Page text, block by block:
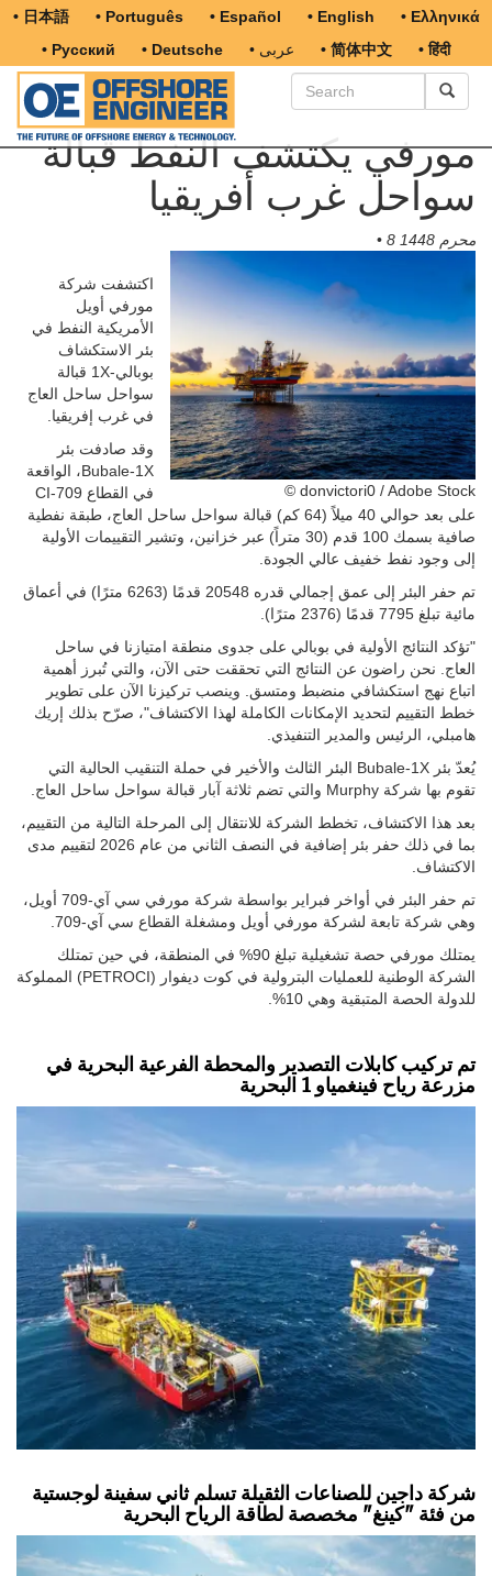
• 日本語 • Português • Español • English
• Ελληνικά
• Русский
• Deutsche • عربى • 简体中文 • हिंदी
مورفي يكتشف النفط قبالة
سواحل غرب أفريقيا
• 8 محرم 1448
© donvictori0 / Adobe Stock
اكتشفت شركة
مورفي أويل
الأمريكية النفط في
بئر الاستكشاف
بوبالي-1X قبالة
سواحل ساحل العاج
في غرب إفريقيا.
وقد صادفت بئر
Bubale-1X، الواقعة
في القطاع CI-709
على بعد حوالي 40 ميلاً (64 كم) قبالة سواحل ساحل العاج، طبقة نفطية
صافية بسمك 100 قدم (30 متراً) عبر خزانين، وتشير التقييمات الأولية
إلى وجود نفط خفيف عالي الجودة.
تم حفر البئر إلى عمق إجمالي قدره 20548 قدمًا (6263 مترًا) في أعماق
مائية تبلغ 7795 قدمًا (2376 مترًا).
"تؤكد النتائج الأولية في بوبالي على جدوى منطقة امتيازنا في ساحل
العاج. نحن راضون عن النتائج التي تحققت حتى الآن، والتي تُبرز أهمية
اتباع نهج استكشافي منضبط ومتسق. وينصب تركيزنا الآن على تطوير
خطط التقييم لتحديد الإمكانات الكاملة لهذا الاكتشاف"، صرّح بذلك إريك
هامبلي، الرئيس والمدير التنفيذي.
يُعدّ بئر Bubale-1X البئر الثالث والأخير في حملة التنقيب الحالية التي
تقوم بها شركة Murphy والتي تضم ثلاثة آبار قبالة سواحل ساحل العاج.
بعد هذا الاكتشاف، تخطط الشركة للانتقال إلى المرحلة التالية من التقييم،
بما في ذلك حفر بئر إضافية في النصف الثاني من عام 2026 لتقييم مدى
الاكتشاف.
تم حفر البئر في أواخر فبراير بواسطة شركة مورفي سي آي-709 أويل،
وهي شركة تابعة لشركة مورفي أويل ومشغلة القطاع سي آي-709.
يمتلك مورفي حصة تشغيلية تبلغ 90% في المنطقة، في حين تمتلك
الشركة الوطنية للعمليات البترولية في كوت ديفوار (PETROCI) المملوكة
للدولة الحصة المتبقية وهي 10%.
تم تركيب كابلات التصدير والمحطة الفرعية البحرية في
مزرعة رياح فينغمياو 1 البحرية
شركة داجين للصناعات الثقيلة تسلم ثاني سفينة لوجستية
من فئة "كينغ" مخصصة لطاقة الرياح البحرية